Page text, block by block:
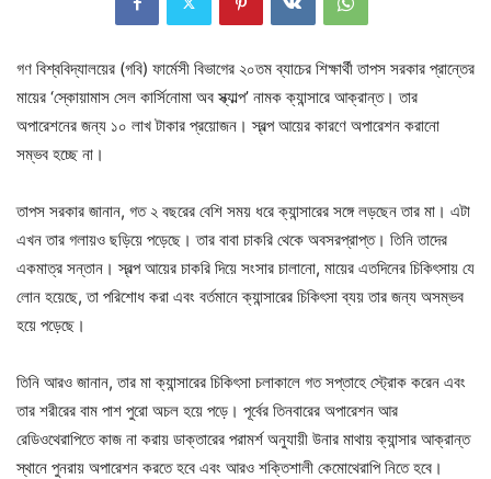
গণ বিশ্ববিদ্যালয়ের (গবি) ফার্মেসী বিভাগের ২০তম ব্যাচের শিক্ষার্থী তাপস সরকার প্রান্তের
মায়ের ‘স্কোয়ামাস সেল কার্সিনোমা অব স্ক্যাল্প’ নামক ক্যান্সারে আক্রান্ত। তার
অপারেশনের জন্য ১০ লাখ টাকার প্রয়োজন। স্বল্প আয়ের কারণে অপারেশন করানো
সম্ভব হচ্ছে না।
তাপস সরকার জানান, গত ২ বছরের বেশি সময় ধরে ক্যান্সারের সঙ্গে লড়ছেন তার মা। এটা
এখন তার গলায়ও ছড়িয়ে পড়েছে। তার বাবা চাকরি থেকে অবসরপ্রাপ্ত। তিনি তাদের
একমাত্র সন্তান। স্বল্প আয়ের চাকরি দিয়ে সংসার চালানো, মায়ের এতদিনের চিকিৎসায় যে
লোন হয়েছে, তা পরিশোধ করা এবং বর্তমানে ক্যান্সারের চিকিৎসা ব্যয় তার জন্য অসম্ভব
হয়ে পড়েছে।
তিনি আরও জানান, তার মা ক্যান্সারের চিকিৎসা চলাকালে গত সপ্তাহে স্ট্রোক করেন এবং
তার শরীরের বাম পাশ পুরো অচল হয়ে পড়ে। পূর্বের তিনবারের অপারেশন আর
রেডিওথেরাপিতে কাজ না করায় ডাক্তারের পরামর্শ অনুযায়ী উনার মাথায় ক্যান্সার আক্রান্ত
স্থানে পুনরায় অপারেশন করতে হবে এবং আরও শক্তিশালী কেমোথেরাপি নিতে হবে।